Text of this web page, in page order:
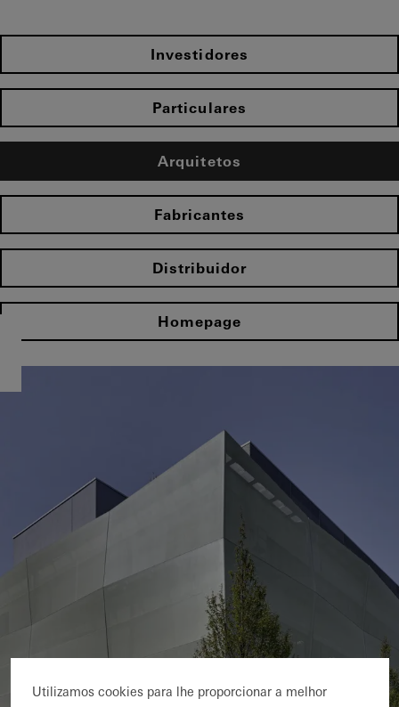
Investidores
Particulares
Arquitetos
Fabricantes
Distribuidor
Homepage
Utilizamos cookies para lhe proporcionar a melhor